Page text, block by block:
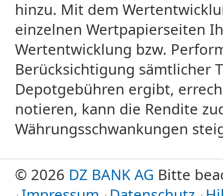
hinzu. Mit dem
einzelnen Wertpapierseiten
Wertentwicklung bzw.
Berücksichtigung sämtlicher
Depotgebühren ergibt,
notieren, kann die Rendite
Währungsschwankungen
© 2026 DZ BANK AG Bitte